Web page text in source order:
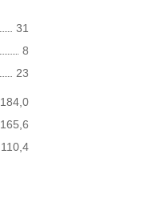
31
8
23
184,0
165,6
110,4